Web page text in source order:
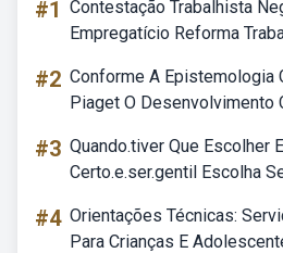
#1 Contestação Trabalhista
Empregatício Reforma
#2 Conforme A Epistemologia
Piaget O Desenvolvimento
#3 Quando.tiver Que Escolher
Certo.e.ser.gentil Escolha
#4 Orientações Técnicas:
Para Crianças E